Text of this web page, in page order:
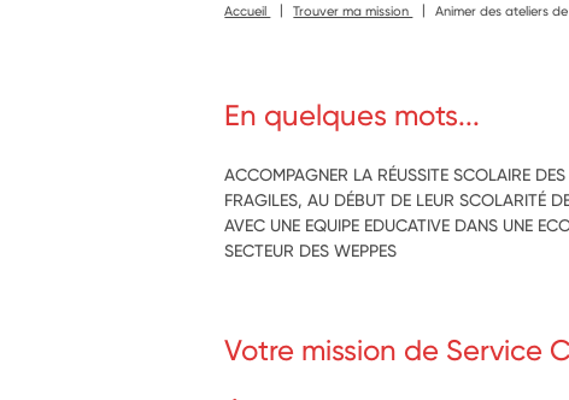
Accueil Trouver ma mission Animer des ateliers
En quelques mots...
ACCOMPAGNER LA RÉUSSITE SCOLAIRE DES
FRAGILES, AU DÉBUT DE LEUR SCOLARITÉ
AVEC UNE EQUIPE EDUCATIVE DANS UNE
SECTEUR DES WEPPES
Votre mission de Service